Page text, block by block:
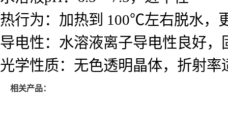
热行为：加热到 100℃左右脱水，
导电性：水溶液离子导电性良好，
光学性质：无色透明晶体，折射率
相关产品：